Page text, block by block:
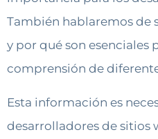
También hablaremos de
y por qué son esenciales
comprensión de
Esta información es
desarrolladores de sitios